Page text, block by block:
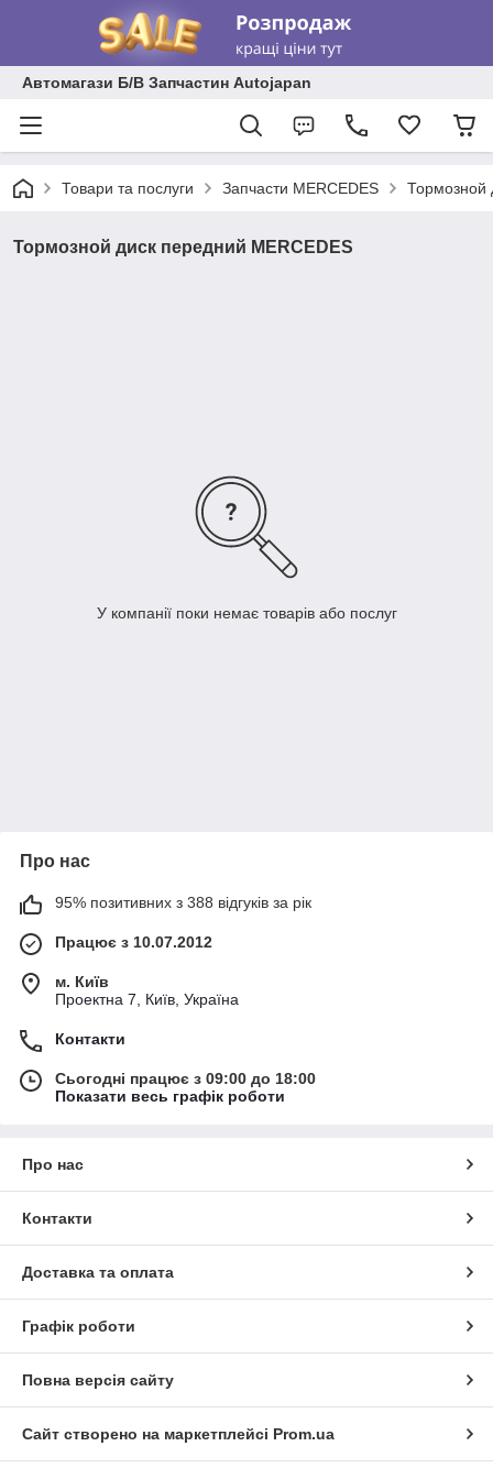
Автомагази Б/В Запчастин Autojapan
Товари та послуги Запчасти MERCEDES Тормозной
Тормозной диск передний MERCEDES
У компанії поки немає товарів або послуг
Про нас
95% позитивних з 388 відгуків за рік
Працює з 10.07.2012
м. Київ
Проектна 7, Київ, Україна
Контакти
Сьогодні працює з 09:00 до 18:00
Показати весь графік роботи
Про нас
Контакти
Доставка та оплата
Графік роботи
Повна версія сайту
Сайт створено на маркетплейсі Prom.ua